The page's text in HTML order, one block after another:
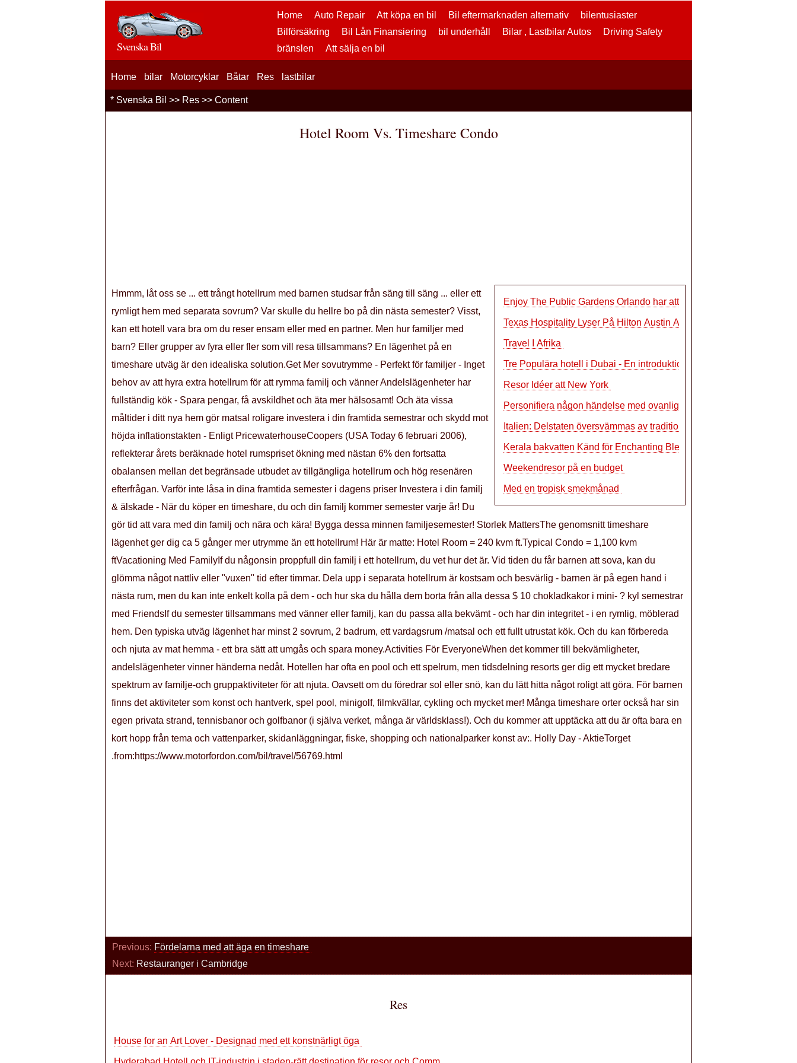
Home Auto Repair Att köpa en bil Bil eftermarknaden alternativ
bilentusiaster
Bilförsäkring
Bil Lån Finansiering bil underhåll Bilar , Lastbilar Autos
Driving Safety
bränslen
Att sälja en bil
Svenska Bil
Home bilar Motorcyklar Båtar Res lastbilar
* Svenska Bil >> Res >> Content
Hotel Room Vs. Timeshare Condo
Enjoy The Public Gardens Orlando har att erbj
Texas Hospitality Lyser På Hilton Austin Air
Travel I Afrika
Tre Populära hotell i Dubai - En introduktio
Resor Idéer att New York
Personifiera någon händelse med ovanlig Cus
Italien: Delstaten översvämmas av tradition
Kerala bakvatten Känd för Enchanting Blend
Weekendresor på en budget
Med en tropisk smekmånad
Hmmm, låt oss se ... ett trångt hotellrum med barnen studsar från säng till säng ... eller ett
rymligt hem med separata sovrum? Var skulle du hellre bo på din nästa semester? Visst,
kan ett hotell vara bra om du reser ensam eller med en partner. Men hur familjer med
barn? Eller grupper av fyra eller fler som vill resa tillsammans? En lägenhet på en
timeshare utväg är den idealiska solution.Get Mer sovutrymme - Perfekt för familjer - Inget
behov av att hyra extra hotellrum för att rymma familj och vänner Andelslägenheter har
fullständig kök - Spara pengar, få avskildhet och äta mer hälsosamt! Och äta vissa
måltider i ditt nya hem gör matsal roligare investera i din framtida semestrar och skydd mot
höjda inflationstakten - Enligt PricewaterhouseCoopers (USA Today 6 februari 2006),
reflekterar årets beräknade hotel rumspriset ökning med nästan 6% den fortsatta
obalansen mellan det begränsade utbudet av tillgängliga hotellrum och hög resenären
efterfrågan. Varför inte låsa in dina framtida semester i dagens priser Investera i din familj
& älskade - När du köper en timeshare, du och din familj kommer semester varje år! Du
gör tid att vara med din familj och nära och kära! Bygga dessa minnen familjesemester! Storlek MattersThe genomsnitt timeshare
lägenhet ger dig ca 5 gånger mer utrymme än ett hotellrum! Här är matte: Hotel Room = 240 kvm ft.Typical Condo = 1,100 kvm
ftVacationing Med FamilyIf du någonsin proppfull din familj i ett hotellrum, du vet hur det är. Vid tiden du får barnen att sova, kan du
glömma något nattliv eller "vuxen" tid efter timmar. Dela upp i separata hotellrum är kostsam och besvärlig - barnen är på egen hand i
nästa rum, men du kan inte enkelt kolla på dem - och hur ska du hålla dem borta från alla dessa $ 10 chokladkakor i mini- ? kyl semestrar
med FriendsIf du semester tillsammans med vänner eller familj, kan du passa alla bekvämt - och har din integritet - i en rymlig, möblerad
hem. Den typiska utväg lägenhet har minst 2 sovrum, 2 badrum, ett vardagsrum /matsal och ett fullt utrustat kök. Och du kan förbereda
och njuta av mat hemma - ett bra sätt att umgås och spara money.Activities För EveryoneWhen det kommer till bekvämligheter,
andelslägenheter vinner händerna nedåt. Hotellen har ofta en pool och ett spelrum, men tidsdelning resorts ger dig ett mycket bredare
spektrum av familje-och gruppaktiviteter för att njuta. Oavsett om du föredrar sol eller snö, kan du lätt hitta något roligt att göra. För barnen
finns det aktiviteter som konst och hantverk, spel pool, minigolf, filmkvällar, cykling och mycket mer! Många timeshare orter också har sin
egen privata strand, tennisbanor och golfbanor (i själva verket, många är världsklass!). Och du kommer att upptäcka att du är ofta bara en
kort hopp från tema och vattenparker, skidanläggningar, fiske, shopping och nationalparker konst av:. Holly Day - AktieTorget
.from:https://www.motorfordon.com/bil/travel/56769.html
Previous: Fördelarna med att äga en timeshare
Next: Restauranger i Cambridge
Res
House for an Art Lover - Designad med ett konstnärligt öga